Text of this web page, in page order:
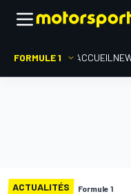
FORMULE 1 ACCUEIL
ACTUALITÉS Formule 1